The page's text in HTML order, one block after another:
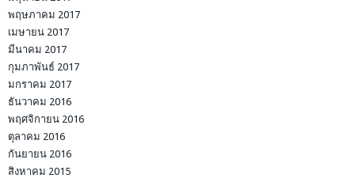
พฤษภาคม 2017
เมษายน 2017
มีนาคม 2017
กุมภาพันธ์ 2017
มกราคม 2017
ธันวาคม 2016
พฤศจิกายน 2016
ตุลาคม 2016
กันยายน 2016
สิงหาคม 2015